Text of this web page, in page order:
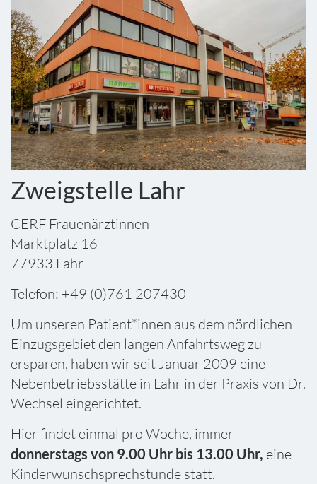
Zweigstelle Lahr
CERF Frauenärztinnen
Marktplatz 16
77933 Lahr
Telefon: +49 (0)761 207430
Um unseren Patient*innen aus dem nördlichen
Einzugsgebiet den langen Anfahrtsweg zu
ersparen, haben wir seit Januar 2009 eine
Nebenbetriebsstätte in Lahr in der Praxis von Dr.
Wechsel eingerichtet.
Hier findet einmal pro Woche, immer
donnerstags von 9.00 Uhr bis 13.00 Uhr, eine
Kinderwunschsprechstunde statt.